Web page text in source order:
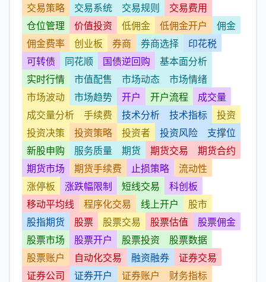
交易策略
交易系统 交易规则
交易费用
仓位管理
价值投资 低佣金 低佣金开户
佣金
佣金费率
创业板 券商 券商选择
印花税
可转债
同花顺 国债逆回购
基本面分析
实时行情
市值配售 市场动态
市场情绪
市场波动
市场趋势 开户 开户流程
成交量
成交量分析
手续费 技术分析 技术指标
投资
投资决策
投资策略 投资者 投资风险
支撑位
新股申购
服务质量 期货 期货交易
期货合约
期货市场
期货手续费 止损策略
流动性
涨停板
涨跌幅限制 短线交易
科创板
移动平均线
程序化交易 线上开户
股市
股指期货
股票 股票交易 股票估值
股票佣金
股票市场
股票开户 股票投资
股票数据
股票账户
自动化交易 融资融券
证券交易
证券公司
证券开户 证券账户
财务指标